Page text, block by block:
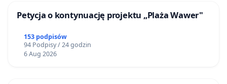
Petycja o kontynuację projektu „Plaża Wawer"
153 podpisów
94 Podpisy / 24 godzin
6 Aug 2026